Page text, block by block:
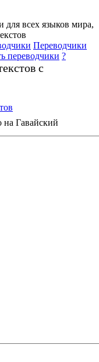
всех языков мира,
Переводчики
переводчики ?
с
на Гавайский